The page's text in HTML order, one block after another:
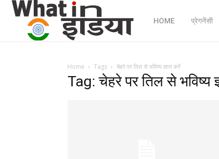
HOME प्रेगनेंसी
Home Tags चेहरे पर तिल से भविष्य ज्ञात करें
Tag: चेहरे पर तिल से भविष्य